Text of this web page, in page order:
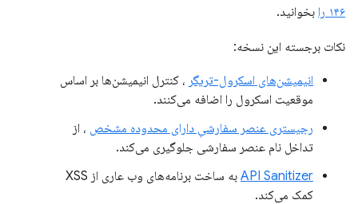
۱۴۶ را
بخوانید.
نکات برجسته این نسخه:
انیمیشن‌های اسکرول-تریگر ، کنترل انیمیشن‌ها بر اساس
موقعیت اسکرول را اضافه می‌کنند.
رجیستری عنصر سفارشیِ دارای محدوده مشخص ، از
تداخل نام عنصر سفارشی جلوگیری می‌کند.
API Sanitizer
به ساخت برنامه‌های وب عاری از XSS
کمک می‌کند.